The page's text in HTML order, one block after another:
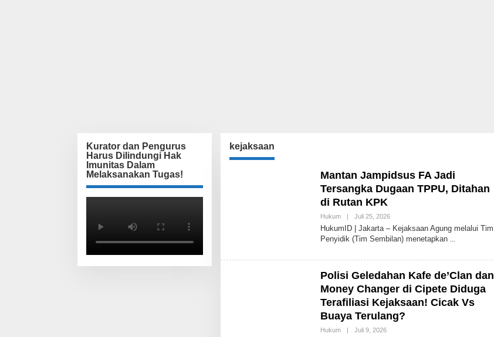
Kurator dan Pengurus
Harus Dilindungi Hak
Imunitas Dalam
Melaksanakan Tugas!
kejaksaan
Mantan Jampidsus FA Jadi
Tersangka Dugaan TPPU, Ditahan
di Rutan KPK
Hukum | Juli 25, 2026Oleh
HukumID
HukumID | Jakarta – Kejaksaan Agung melalui Tim
Penyidik (Tim Sembilan) menetapkan
Polisi Geledahan Kafe de’Clan dan
Money Changer di Cipete Diduga
Terafiliasi Kejaksaan! Cicak Vs
Buaya Terulang?
Hukum | Juli 9, 2026Oleh